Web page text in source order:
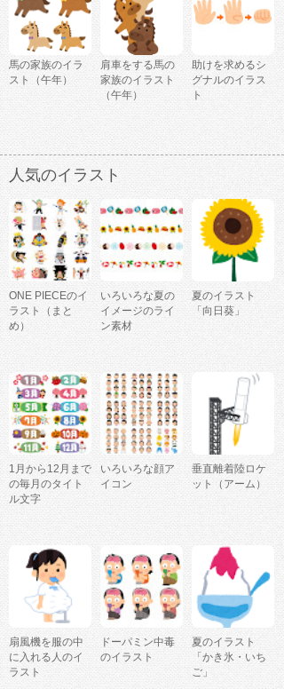
馬の家族のイラ
スト（午年）
肩車をする馬の
家族のイラスト
（午年）
助けを求めるシ
グナルのイラス
ト
人気のイラスト
ONE PIECEのイ
ラスト（まと
め）
いろいろな夏の
イメージのライ
ン素材
夏のイラスト
「向日葵」
1月から12月まで
の毎月のタイト
ル文字
いろいろな顔ア
イコン
垂直離着陸ロケ
ット（アーム）
扇風機を服の中
に入れる人のイ
ラスト
ドーパミン中毒
のイラスト
夏のイラスト
「かき氷・いち
ご」